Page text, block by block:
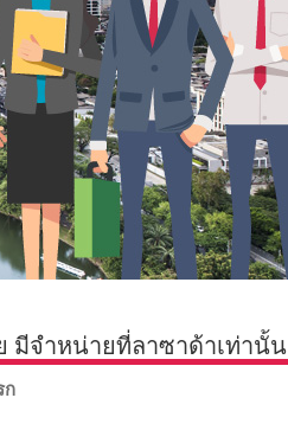
มีจำหน่ายที่ลาซาด้าเท่านั้น
ก